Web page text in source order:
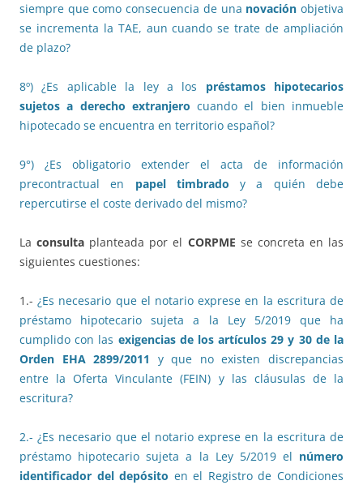
siempre que como consecuencia de una novación objetiva
se incrementa la TAE, aun cuando se trate de ampliación
de plazo?
8º) ¿Es aplicable la ley a los préstamos hipotecarios
sujetos a derecho extranjero cuando el bien inmueble
hipotecado se encuentra en territorio español?
9°) ¿Es obligatorio extender el acta de información
precontractual en papel timbrado y a quién debe
repercutirse el coste derivado del mismo?
Laconsulta planteada por el CORPME se concreta en las
siguientes cuestiones:
1.-¿Es necesario que el notario exprese en la escritura de
préstamo hipotecario sujeta a la Ley 5/2019 que ha
cumplido con las exigencias de losartículos 29 y 30de la
Orden EHA 2899/2011
y que no existen discrepancias
entre la Oferta Vinculante (FEIN) y las cláusulas de la
escritura?
2.- ¿Es necesario que el notario exprese en la escritura de
préstamo hipotecario sujeta a la Ley 5/2019 el número
identificador del depósito en el Registro de Condiciones